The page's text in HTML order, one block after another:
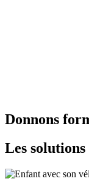
Donnons
Les solutions